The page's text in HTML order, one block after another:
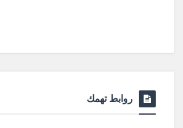
روابط تهمك